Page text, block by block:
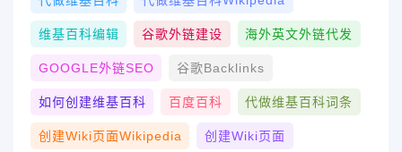
维基百科编辑 谷歌外链建设 海外英文外链代发
GOOGLE外链SEO 谷歌Backlinks
如何创建维基百科 百度百科 代做维基百科词条
创建wiki页面Wikipedia 创建wiki页面